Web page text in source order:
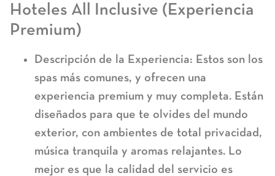
Hoteles All Inclusive (Experiencia
Premium)
Descripción de la Experiencia: Estos son los
spas más comunes, y ofrecen una
experiencia premium y muy completa. Están
diseñados para que te olvides del mundo
exterior, con ambientes de total privacidad,
música tranquila y aromas relajantes. Lo
mejor es que la calidad del servicio es